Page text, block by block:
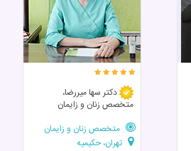
دکتر سها میررضا،
متخصص زنان و زایمان
متخصص زنان و زایمان
تهران، حکیمیه